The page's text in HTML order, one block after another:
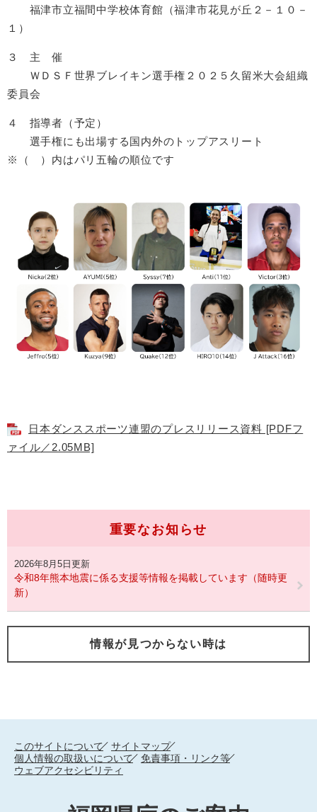
福津市立福間中学校体育館（福津市花見が丘２－１０－
１）
３ 主 催
ＷＤＳＦ世界ブレイキン選手権２０２５久留米大会組織
委員会
４ 指導者（予定）
選手権にも出場する国内外のトップアスリート
※（ ）内はパリ五輪の順位です
日本ダンススポーツ連盟のプレスリリース資料 [PDFフ
ァイル／2.05MB]
重要なお知らせ
2026年8月5日更新
令和8年熊本地震に係る支援等情報を掲載しています（随時更
新）
情報が見つからない時は
このサイトについて
サイトマップ
個人情報の取扱いについて
免責事項・リンク等
ウェブアクセシビリティ